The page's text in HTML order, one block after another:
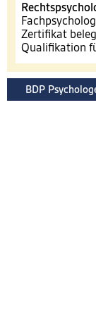
Zertifikat
Qualifikation
BDP